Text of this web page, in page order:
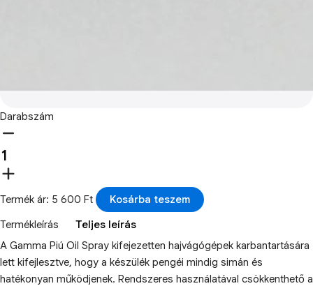
Darabszám
Termék ár: 5 600 Ft
Kosárba teszem
Termékleírás
Teljes leírás
A Gamma Piú Oil Spray kifejezetten hajvágógépek karbantartására
lett kifejlesztve, hogy a készülék pengéi mindig simán és
hatékonyan működjenek. Rendszeres használatával csökkenthető a